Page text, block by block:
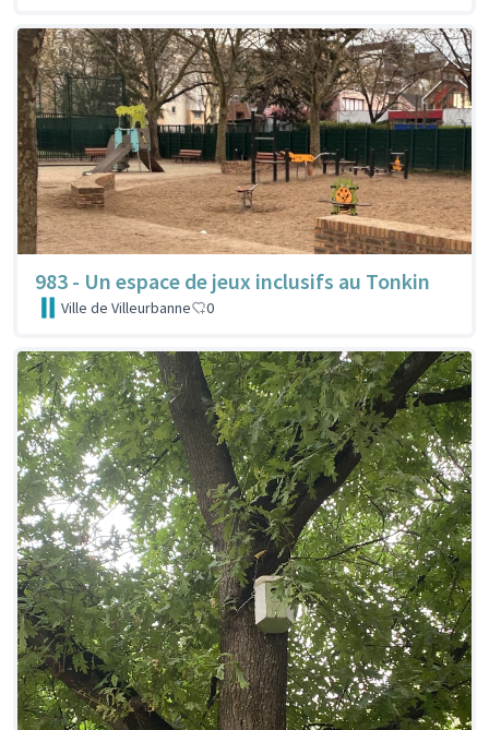
983 - Un espace de jeux inclusifs au Tonkin
Ville de Villeurbanne 0